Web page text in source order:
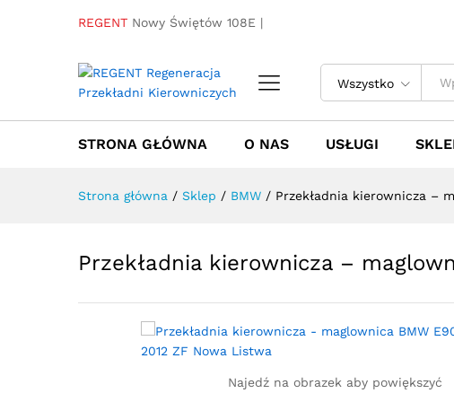
REGENT Nowy Świętów 108E |
Wszystko
STRONA GŁÓWNA O NAS USŁUGI
Strona główna / Sklep / BMW / Przekładnia kierownicza –
Przekładnia kierownicza –
Najedź na obrazek aby powiększyć
Przekładnia kierownicza -
Listwa